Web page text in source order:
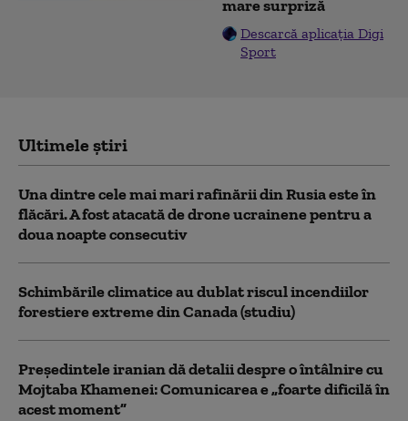
mare surpriză
Descarcă aplicația Digi
Sport
Ultimele știri
Una dintre cele mai mari rafinării din Rusia este în
flăcări. A fost atacată de drone ucrainene pentru a
doua noapte consecutiv
Schimbările climatice au dublat riscul incendiilor
forestiere extreme din Canada (studiu)
Preşedintele iranian dă detalii despre o întâlnire cu
Mojtaba Khamenei: Comunicarea e „foarte dificilă în
acest moment”